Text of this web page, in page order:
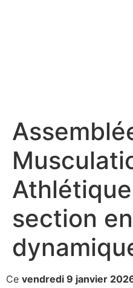
section
Ce vendredi 9 janvier